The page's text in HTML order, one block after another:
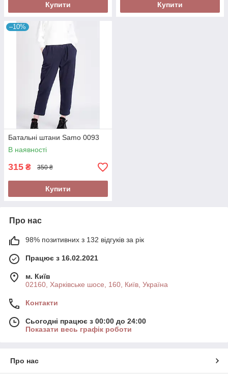
Купити Купити
–10%
Батальні штани Samo 0093
В наявності
315 ₴ 350 ₴
Купити
Про нас
98% позитивних з 132 відгуків за рік
Працює з 16.02.2021
м. Київ
02160, Харківське шосе, 160, Київ, Україна
Контакти
Сьогодні працює з 00:00 до 24:00
Показати весь графік роботи
Про нас